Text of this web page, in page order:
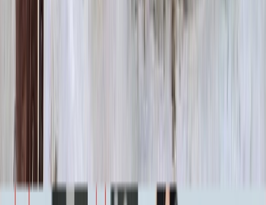
Бесплатно
3 550 ₽
Ангелы